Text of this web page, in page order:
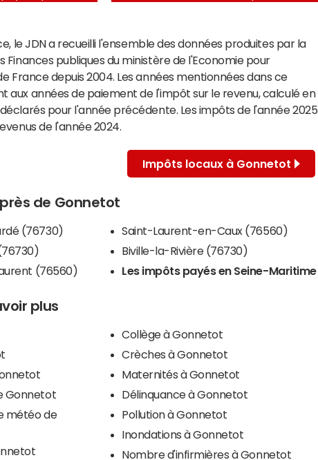
le JDN a recueilli l'ensemble des données produites par la
Finances publiques du ministère de l'Economie pour
France depuis 2004. Les années mentionnées dans ce
aux années de paiement de l'impôt sur le revenu, calculé en
pour l'année précédente. Les impôts de l'année 2025
de l'année 2024.
Impôts locaux à Gonnetot
de Gonnetot
(76730)
(76560)
Saint-Laurent-en-Caux (76560)
Biville-la-Rivière (76730)
Les impôts payés en Seine-Maritime
plus
Gonnetot
météo de
Collège à Gonnetot
Crèches à Gonnetot
Maternités à Gonnetot
Délinquance à Gonnetot
Pollution à Gonnetot
Inondations à Gonnetot
Nombre d'infirmières à Gonnetot